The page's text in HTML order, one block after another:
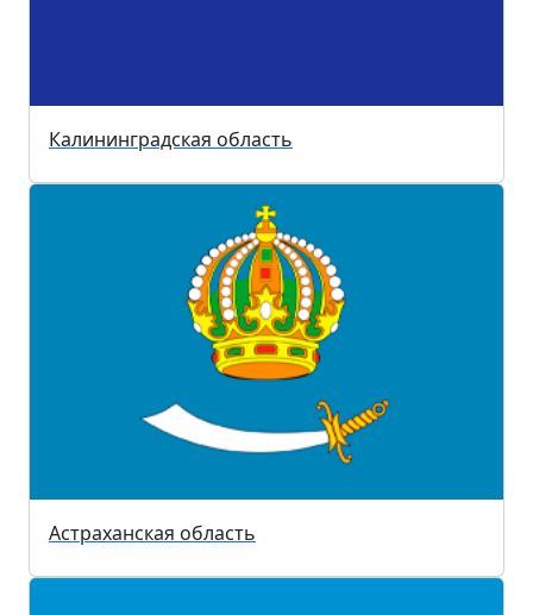
Калининградская область
Астраханская область